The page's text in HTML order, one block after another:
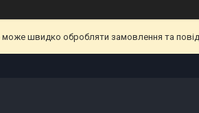
може швидко обробляти замовлення та